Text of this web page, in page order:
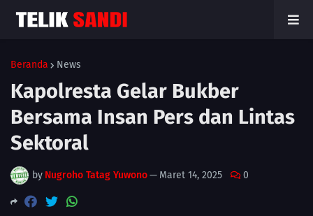
Beranda News
Kapolresta Gelar Bukber
Bersama Insan Pers dan Lintas
Sektoral
by Nugroho Tatag Yuwono— Maret 14, 2025 0